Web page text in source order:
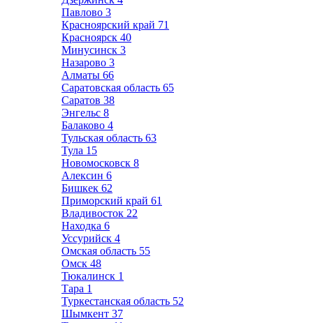
Павлово 3
Красноярский край 71
Красноярск 40
Минусинск 3
Назарово 3
Алматы 66
Саратовская область 65
Саратов 38
Энгельс 8
Балаково 4
Тульская область 63
Тула 15
Новомосковск 8
Алексин 6
Бишкек 62
Приморский край 61
Владивосток 22
Находка 6
Уссурийск 4
Омская область 55
Омск 48
Тюкалинск 1
Тара 1
Туркестанская область 52
Шымкент 37